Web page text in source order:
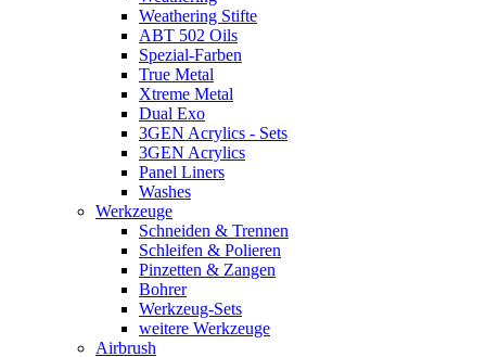
Weathering Stifte
ABT 502 Oils
Spezial-Farben
True Metal
Xtreme Metal
Dual Exo
3GEN Acrylics - Sets
3GEN Acrylics
Panel Liners
Washes
Werkzeuge
Schneiden & Trennen
Schleifen & Polieren
Pinzetten & Zangen
Bohrer
Werkzeug-Sets
weitere Werkzeuge
Airbrush